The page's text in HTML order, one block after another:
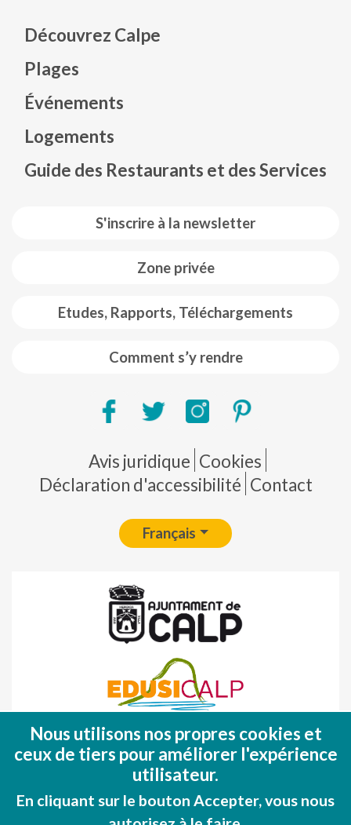
S'inscrire à la newsletter
Zone privée
Etudes, Rapports, Téléchargements
Comment s’y rendre
Découvrez Calpe
Plages
Événements
Logements
Guide des Restaurants et des Services
Pie de página
Avis juridique Cookies
Déclaration d'accessibilité Contact
Français
Fondo Europeo de Desarrollo Regional
(FEDER)
Una manera de hacer EUROPA
Nous utilisons nos propres cookies et
ceux de tiers pour améliorer l'expérience
utilisateur.
En cliquant sur le bouton Accepter, vous nous